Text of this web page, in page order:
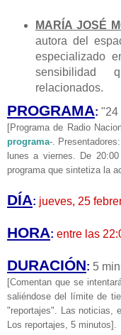
MARÍA JOSÉ
autora del
especializado
sensibilidad
relacionados.
PROGRAMA: "24
[Programa de Radio
programa-.
lunes a viernes. De
programa que sintetiza la
DÍA: jueves, 25
HORA: entre las
DURACIÓN: 5
[Comentan que se
saliéndose del límite de
"reportajes".
Las noticias,
Los reportajes, 5 minutos].